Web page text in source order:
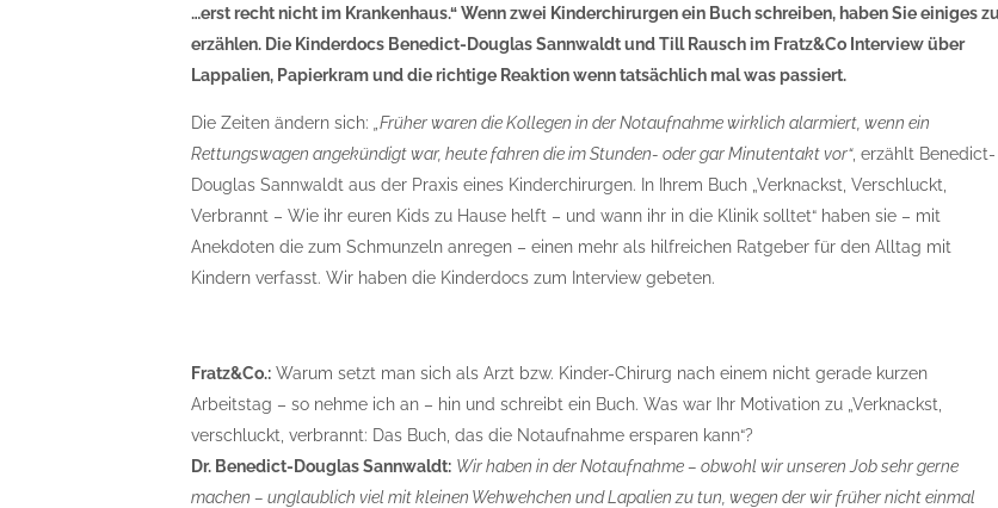
…erst recht nicht im Krankenhaus.“ Wenn zwei Kinderchirurgen ein Buch schreiben, haben Sie einiges zu
erzählen. Die Kinderdocs Benedict-Douglas Sannwaldt und Till Rausch im Fratz&Co Interview über
Lappalien, Papierkram und die richtige Reaktion wenn tatsächlich mal was passiert.
Die Zeiten ändern sich:
„Früher waren die Kollegen in der Notaufnahme wirklich alarmiert, wenn ein
Rettungswagen angekündigt war, heute fahren die im Stunden- oder gar Minutentakt vor“, erzählt Benedict-
Douglas Sannwaldt aus der Praxis eines Kinderchirurgen. In Ihrem Buch „Verknackst, Verschluckt,
Verbrannt – Wie ihr euren Kids zu Hause helft – und wann ihr in die Klinik solltet“ haben sie – mit
Anekdoten die zum Schmunzeln anregen – einen mehr als hilfreichen Ratgeber für den Alltag mit
Kindern verfasst. Wir haben die Kinderdocs zum Interview gebeten.
Fratz&Co.: Warum setzt man sich als Arzt bzw. Kinder-Chirurg nach einem nicht gerade kurzen
Arbeitstag – so nehme ich an – hin und schreibt ein Buch. Was war Ihr Motivation zu „Verknackst,
verschluckt, verbrannt: Das Buch, das die Notaufnahme ersparen kann“?
Dr. Benedict-Douglas Sannwaldt: Wir haben in der Notaufnahme – obwohl wir unseren Job sehr gerne
machen – unglaublich viel mit kleinen Wehwehchen und Lapalien zu tun, wegen der wir früher nicht einmal